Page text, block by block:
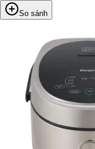
So sánh